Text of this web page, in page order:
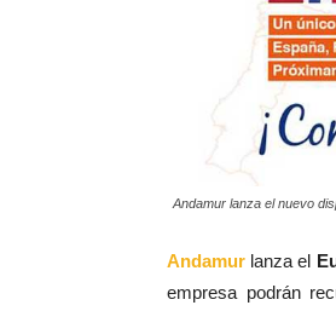
Andamur lanza el nuevo
Andamur lanza el
empresa podrán